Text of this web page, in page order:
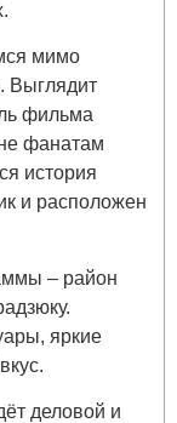
мимо
Выглядит
фильма
фанатам
история
и расположен
– район
яркие
деловой и